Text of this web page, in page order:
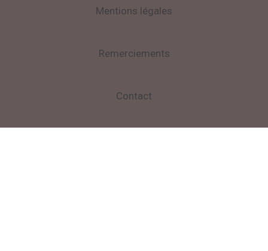
Mentions légales
Remerciements
Contact